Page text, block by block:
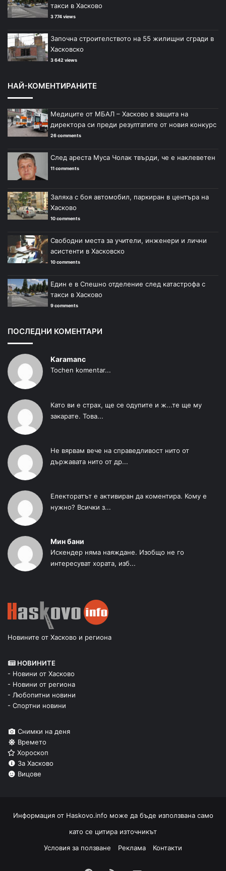
такси в Хасково
3 774 views
Започна строителството на 55 жилищни сгради в
Хасковско
3 642 views
НАЙ-КОМЕНТИРАНИТЕ
Медиците от МБАЛ – Хасково в защита на
директора си преди резултатите от новия конкурс
26 comments
След ареста Муса Чолак твърди, че е наклеветен
11 comments
Заляха с боя автомобил, паркиран в центъра на
Хасково
10 comments
Свободни места за учители, инженери и лични
асистенти в Хасковско
10 comments
Един е в Спешно отделение след катастрофа с
такси в Хасково
9 comments
ПОСЛЕДНИ КОМЕНТАРИ
Karamanc
Tochen komentar...
Като ви е страх, ще се одупите и ж...те ще му
закарате. Това...
Не вярвам вече на справедливост нито от
държавата нито от др...
Електоратът е активиран да коментира. Кому е
нужно? Всички з...
Мин бани
Искендер няма наяждане. Изобщо не го
интересуват хората, изб...
Новините от Хасково и региона
НОВИНИТЕ
- Новини от Хасково
- Новини от региона
- Любопитни новини
- Спортни новини
Снимки на деня
Времето
Хороскоп
За Хасково
Вицове
Информация от Haskovo.info може да бъде използвана само
като се цитира източникът
Условия за ползване
Реклама Контакти